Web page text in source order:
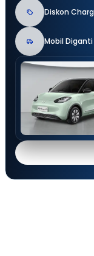
Diskon
Mobil